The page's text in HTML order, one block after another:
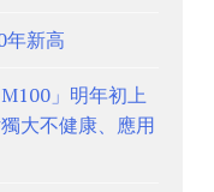
年新高
」明年初上
大不健康、應用